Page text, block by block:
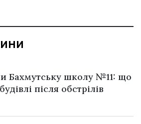
Бахмутську школу №11: що
після обстрілів